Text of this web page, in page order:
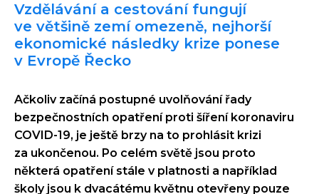
Vzdělávání a cestování fungují
ve většině zemí omezeně, nejhorší
ekonomické následky krize ponese
v Evropě Řecko
Ačkoliv začíná postupné uvolňování řady
bezpečnostních opatření proti šíření koronaviru
COVID-19, je ještě brzy na to prohlásit krizi
za ukončenou. Po celém světě jsou proto
některá opatření stále v platnosti a například
školy jsou k dvacátému květnu otevřeny pouze